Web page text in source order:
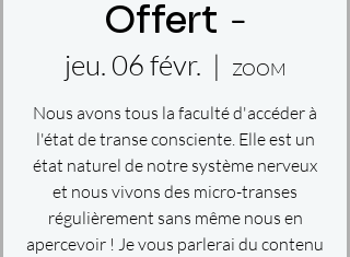
Offert -
jeu. 06 févr.
  |
ZOOM
Nous avons tous la faculté d'accéder à
l'état de transe consciente. Elle est un
état naturel de notre système nerveux
et nous vivons des micro-transes
régulièrement sans même nous en
apercevoir ! Je vous parlerai du contenu